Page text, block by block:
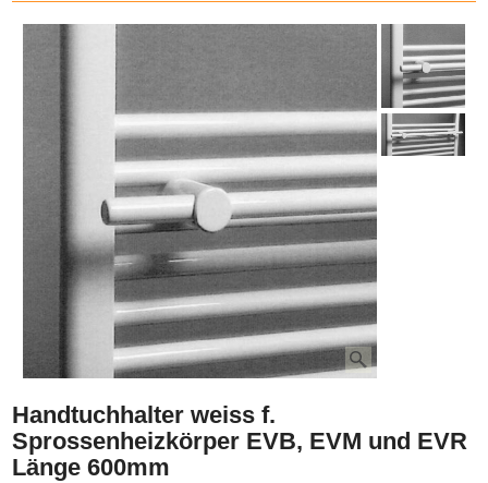
Handtuchhalter weiss f.
Sprossenheizkörper EVB, EVM und EVR
Länge 600mm